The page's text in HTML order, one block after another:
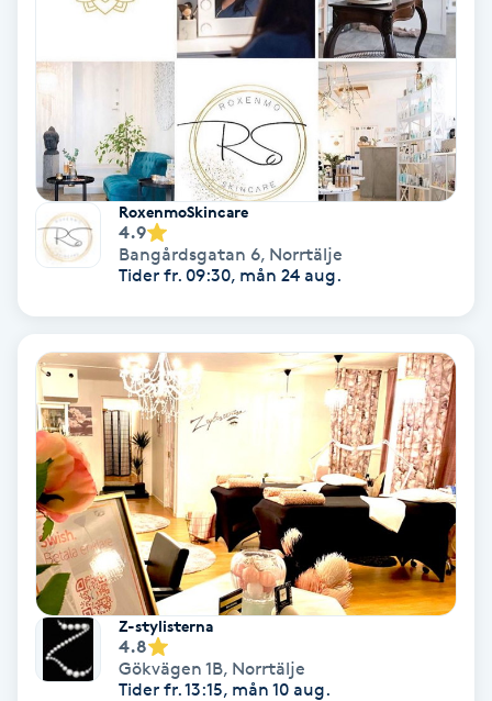
Fransförlängning Volym
Fransk manikyr
Fransrengöring
Frekvensterapi
Frisör
Funktionsanalys
Färgning
Föning
Gel naglar
RoxenmoSkincare
4.9
Bangårdsgatan 6, Norrtälje
Tider fr. 09:30, mån 24 aug.
Z-stylisterna
4.8
Gökvägen 1B, Norrtälje
Tider fr. 13:15, mån 10 aug.